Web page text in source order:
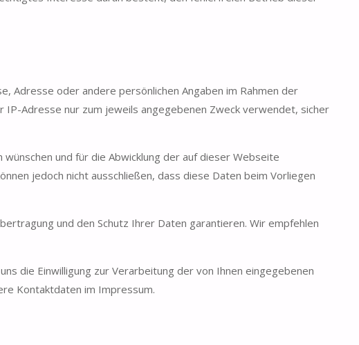
Adresse oder andere persönlichen Angaben im Rahmen der
Adresse nur zum jeweils angegebenen Zweck verwendet, sicher
und für die Abwicklung der auf dieser Webseite
jedoch nicht ausschließen, dass diese Daten beim Vorliegen
und den Schutz Ihrer Daten garantieren. Wir empfehlen
die Einwilligung zur Verarbeitung der von Ihnen eingegebenen
Kontaktdaten im Impressum.